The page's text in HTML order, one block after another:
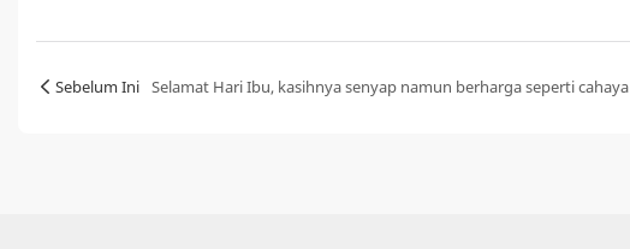
Sebelum Ini Selamat Hari Ibu, kasihnya senyap namun berharga seperti cahaya